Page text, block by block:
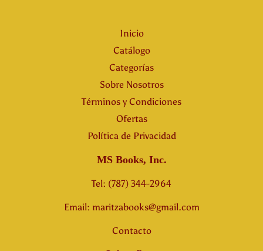
Inicio
Catálogo
Categorías
Sobre Nosotros
Términos y Condiciones
Ofertas
Política de Privacidad
MS Books, Inc.
Tel: (787) 344-2964
Email: maritzabooks@gmail.com
Contacto